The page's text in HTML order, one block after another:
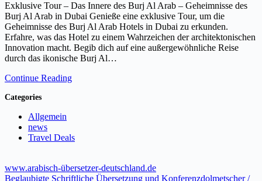
Exklusive Tour – Das Innere des Burj Al Arab – Geheimnisse des
Burj Al Arab in Dubai Genieße eine exklusive Tour, um die
Geheimnisse des Burj Al Arab Hotels in Dubai zu erkunden.
Erfahre, was das Hotel zu einem Wahrzeichen der architektonischen
Innovation macht. Begib dich auf eine außergewöhnliche Reise
durch das ikonische Burj Al…
Continue Reading
Categories
Allgemein
news
Travel Deals
www.arabisch-übersetzer-deutschland.de
Beglaubigte Schriftliche Übersetzung und Konferenzdolmetscher /